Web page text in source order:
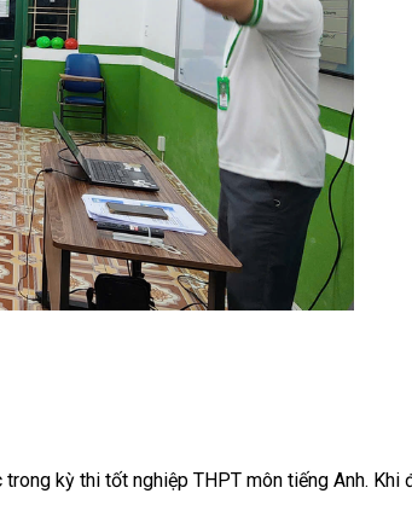
kỳ thi tốt nghiệp THPT môn tiếng Anh.